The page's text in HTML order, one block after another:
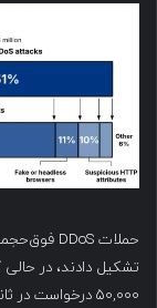
۵۰,۰۰۰ درخواست در ثانیه (rps) فراتر نرفتند.